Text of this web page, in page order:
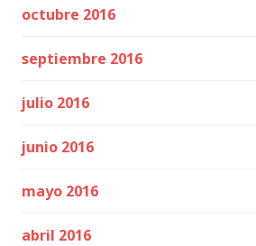
octubre 2016
septiembre 2016
julio 2016
junio 2016
mayo 2016
abril 2016